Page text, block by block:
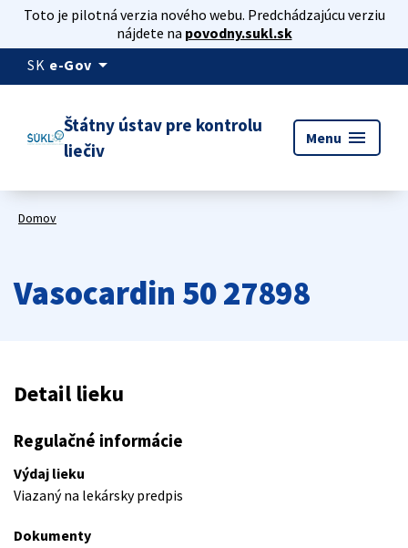
Toto je pilotná verzia nového webu. Predchádzajúcu verziu
nájdete na povodny.sukl.sk
SK e-Gov arrow_drop_down
Štátny ústav pre kontrolu
liečiv
Menu menu
Domov
Vasocardin 50 27898
Detail lieku
Regulačné informácie
Výdaj lieku
Viazaný na lekársky predpis
Dokumenty